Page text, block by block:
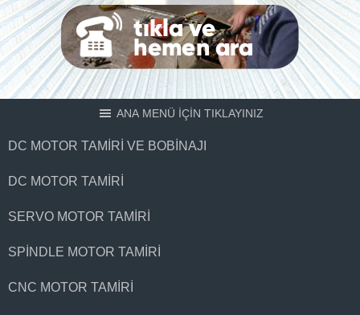
ANA MENÜ İÇİN TIKLAYINIZ
DC MOTOR TAMIRI VE BOBINAJI
DC MOTOR TAMIRI
SERVO MOTOR TAMIRI
SPINDLE MOTOR TAMIRI
CNC MOTOR TAMIRI